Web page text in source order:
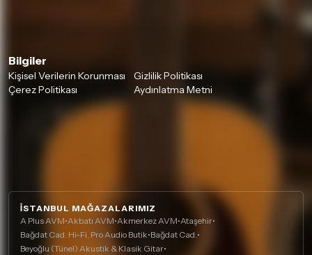
Bilgiler
Kişisel Verilerin Korunması
Gizlilik Politikası
Çerez Politikası
Aydınlatma Metni
İSTANBUL MAĞAZALARIMIZ
A Plus AVM•Akbatı AVM•Akmerkez AVM•Ataşehir•
Bağdat Cad. Hi-Fi, Pro Audio Butik•Bağdat Cad.•
Beyoğlu (Tünel) Akustik & Klasik Gitar•